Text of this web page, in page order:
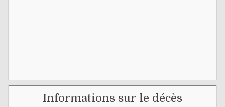
Informations sur le décès